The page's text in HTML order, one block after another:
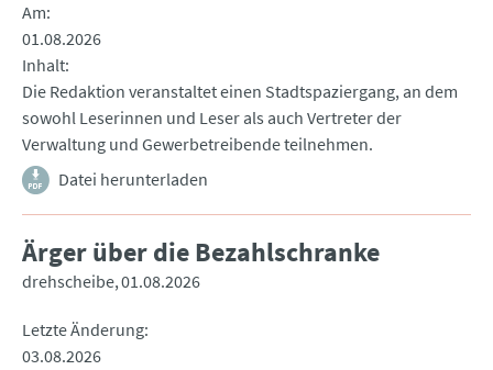
Am
01.08.2026
Inhalt
Die Redaktion veranstaltet einen Stadtspaziergang, an dem
sowohl Leserinnen und Leser als auch Vertreter der
Verwaltung und Gewerbetreibende teilnehmen.
Datei herunterladen
Ärger über die Bezahlschranke
drehscheibe 01.08.2026
Letzte Änderung
03.08.2026